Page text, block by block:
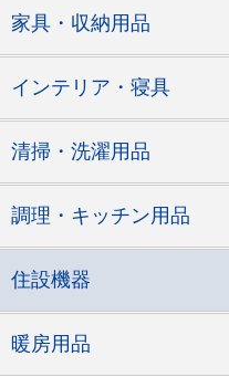
家具・収納用品
インテリア・寝具
清掃・洗濯用品
調理・キッチン用品
住設機器
暖房用品